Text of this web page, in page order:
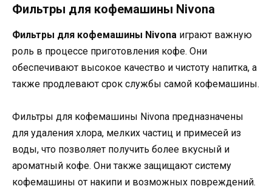
Фильтры для кофемашины Nivona
Фильтры для кофемашины Nivona играют важную
роль в процессе приготовления кофе. Они
обеспечивают высокое качество и чистоту напитка, а
также продлевают срок службы самой кофемашины.
Фильтры для кофемашины Nivona предназначены
для удаления хлора, мелких частиц и примесей из
воды, что позволяет получить более вкусный и
ароматный кофе. Они также защищают систему
кофемашины от накипи и возможных повреждений.